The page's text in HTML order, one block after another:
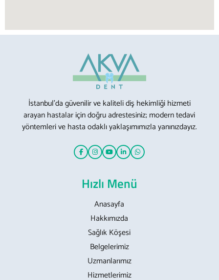
İstanbul’da güvenilir ve kaliteli diş hekimliği hizmeti
arayan hastalar için doğru adrestesiniz; modern tedavi
yöntemleri ve hasta odaklı yaklaşımımızla yanınızdayız.
Hızlı Menü
Anasayfa
Hakkımızda
Sağlık Köşesi
Belgelerimiz
Uzmanlarımız
Hizmetlerimiz